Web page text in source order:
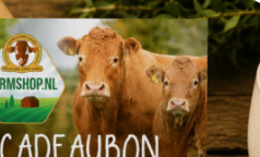
Zondag